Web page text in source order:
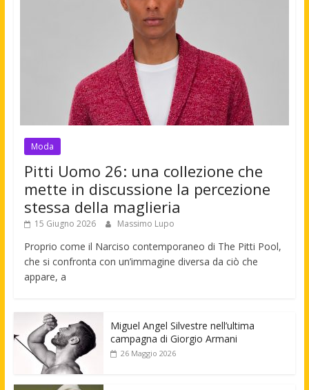
Moda
Pitti Uomo 26: una collezione che
mette in discussione la percezione
stessa della maglieria
15 Giugno 2026 Massimo Lupo
Proprio come il Narciso contemporaneo di The Pitti Pool,
che si confronta con un’immagine diversa da ciò che
appare, a
Miguel Angel Silvestre nell’ultima
campagna di Giorgio Armani
26 Maggio 2026